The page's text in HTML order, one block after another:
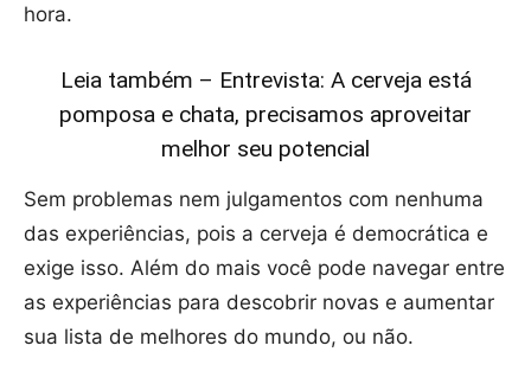
hora.
Leia também – Entrevista: A cerveja está
pomposa e chata, precisamos aproveitar
melhor seu potencial
Sem problemas nem julgamentos com nenhuma
das experiências, pois a cerveja é democrática e
exige isso. Além do mais você pode navegar entre
as experiências para descobrir novas e aumentar
sua lista de melhores do mundo, ou não.